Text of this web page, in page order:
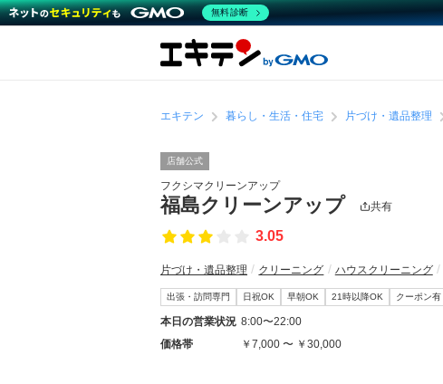
エキテン 暮らし・生活・住宅 片づけ・遺品整理
店舗公式
フクシマクリーンアップ
福島クリーンアップ 共有
3.05
片づけ・遺品整理 クリーニング ハウスクリーニング
出張・訪問専門 日祝OK 早朝OK 21時以降OK クーポン有
本日の営業状況 8:00〜22:00
価格帯
￥7,000 〜 ￥30,000
無料診断